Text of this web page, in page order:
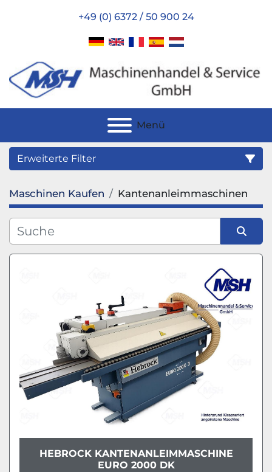
+49 (0) 6372 / 50 900 24
Menü
Erweiterte Filter
Kategorie
Hersteller
Maschinen Kaufen Kantenanleimmaschinen
Sortieren nach
HEBROCK KANTENANLEIMMASCHINE
EURO 2000 DK